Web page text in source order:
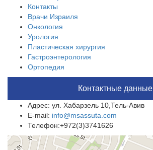
Контакты
Врачи Израиля
Онкология
Урология
Пластическая хирургия
Гастроэнтерология
Ортопедия
Контактные данные
Адрес: ул. Хабарзель 10,Тель-Авив
E-mail: info@msassuta.com
Телефон:+972(3)3741626